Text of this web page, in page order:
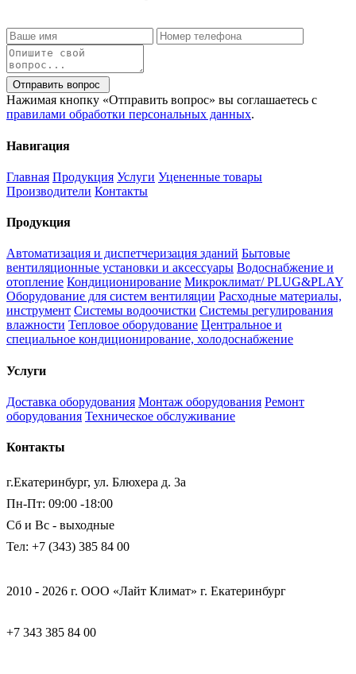
Отправить вопрос
Нажимая кнопку «Отправить вопрос» вы соглашаетесь с
правилами обработки персональных данных.
Навигация
Главная Продукция Услуги Уцененные товары
Производители Контакты
Продукция
Автоматизация и диспетчеризация зданий Бытовые
вентиляционные установки и аксессуары Водоснабжение и
отопление Кондиционирование Микроклимат/ PLUG&PLAY
Оборудование для систем вентиляции Расходные материалы,
инструмент Системы водоочистки Системы регулирования
влажности Тепловое оборудование Центральное и
специальное кондиционирование, холодоснабжение
Услуги
Доставка оборудования Монтаж оборудования Ремонт
оборудования Техническое обслуживание
Контакты
г.Екатеринбург, ул. Блюхера д. 3а
Пн-Пт: 09:00 -18:00
Сб и Вс - выходные
Тел: +7 (343) 385 84 00
2010 - 2026 г. ООО «Лайт Климат» г. Екатеринбург
+7 343 385 84 00